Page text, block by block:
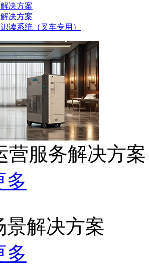
决方案
决方案
读系统（叉车专用）
营服务解决方案
多
景解决方案
多